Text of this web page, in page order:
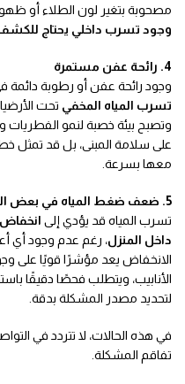
مصحوبة بتغير لون الطلاء أو
وجود تسرب داخلي يحتاج
4. رائحة عفن مستمرة
وجود رائحة عفن أو رطوبة
تسرب المياه المخفي تحت
وتصبح بيئة خصبة لنمو الفطريات
على سلامة المبنى، بل قد تمثل
معها بسرعة.
5. ضعف ضغط المياه في بعض المناطق
تسرب المياه قد يؤدي إلى
داخل المنزل، رغم عدم وجود أي
الانخفاض يعد مؤشرًا قويًا على
الأنابيب، ويتطلب فحصًا دقيقًا
لتحديد مصدر المشكلة بدقة.
في هذه الحالات، لا تتردد في
تفاقم المشكلة.